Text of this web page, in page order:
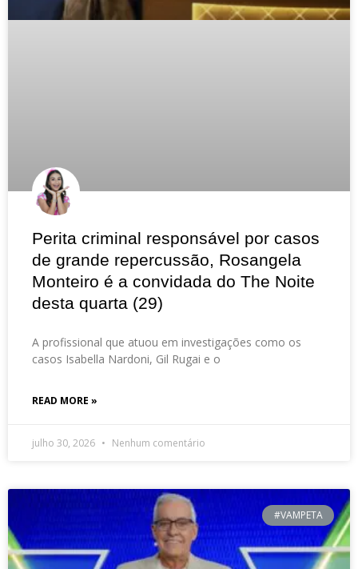
Perita criminal responsável por casos
de grande repercussão, Rosangela
Monteiro é a convidada do The Noite
desta quarta (29)
A profissional que atuou em investigações como os
casos Isabella Nardoni, Gil Rugai e o
READ MORE »
julho 30, 2026 Nenhum comentário
#VAMPETA